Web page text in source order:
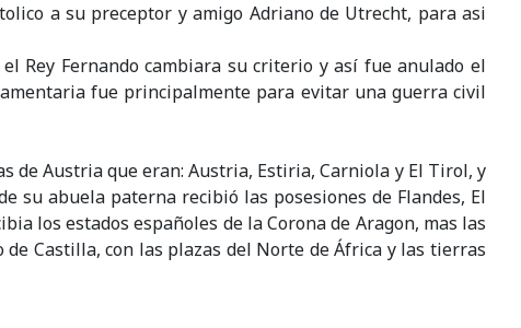
a su preceptor y amigo Adriano de Utrecht, para asi
Rey Fernando cambiara su criterio y así fue anulado el
fue principalmente para evitar una guerra civil
de Austria que eran: Austria, Estiria, Carniola y El Tirol, y
su abuela paterna recibió las posesiones de Flandes, El
los estados españoles de la Corona de Aragon, mas las
Castilla, con las plazas del Norte de África y las tierras